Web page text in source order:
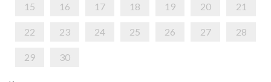
15 16 17 18 19 20 21
22 23 24 25 26 27 28
29 30